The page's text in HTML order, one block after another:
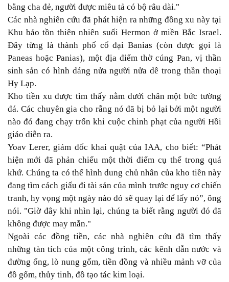
bằng cha đẻ, người được miêu tả có bộ râu dài."
Các nhà nghiên cứu đã phát hiện ra những đồng xu này tại
Khu bảo tồn thiên nhiên suối Hermon ở miền Bắc Israel.
Đây từng là thành phố cổ đại Banias (còn được gọi là
Paneas hoặc Panias), một địa điểm thờ cúng Pan, vị thần
sinh sản có hình dáng nửa người nửa dê trong thần thoại
Hy Lạp.
Kho tiền xu được tìm thấy nằm dưới chân một bức tường
đá. Các chuyên gia cho rằng nó đã bị bỏ lại bởi một người
nào đó đang chạy trốn khi cuộc chinh phạt của người Hồi
giáo diễn ra.
Yoav Lerer, giám đốc khai quật của IAA, cho biết: “Phát
hiện mới đã phản chiếu một thời điểm cụ thể trong quá
khứ. Chúng ta có thể hình dung chủ nhân của kho tiền này
đang tìm cách giấu đi tài sản của mình trước nguy cơ chiến
tranh, hy vọng một ngày nào đó sẽ quay lại để lấy nó”, ông
nói. "Giờ đây khi nhìn lại, chúng ta biết rằng người đó đã
không được may mắn."
Ngoài các đồng tiền, các nhà nghiên cứu đã tìm thấy
những tàn tích của một công trình, các kênh dẫn nước và
đường ống, lò nung gốm, tiền đồng và nhiều mảnh vỡ của
đồ gốm, thủy tinh, đồ tạo tác kim loại.